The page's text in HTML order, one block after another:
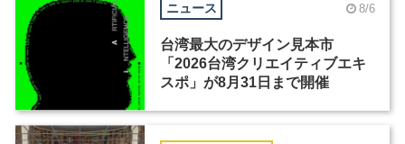
ニュース 8/6
台湾最大のデザイン見本市
「2026台湾クリエイティブエキ
スポ」が8月31日まで開催